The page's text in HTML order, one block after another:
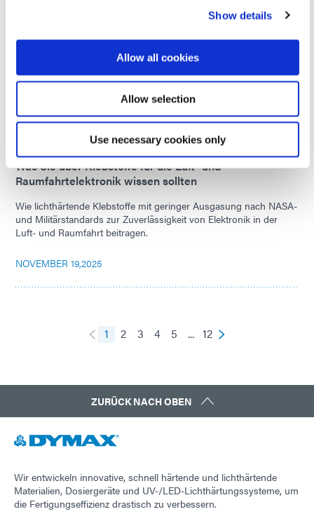
Show details
Allow all cookies
Allow selection
Use necessary cookies only
Fortschrittliche Klebstoffe und Beschichtungen für die
Adaptiert aus einer Folge von „Voices of the Industry“, präsentiert
von SMT007.
DECEMBER 03,2025
Was Sie über Klebstoffe für die Luft- und
Raumfahrtelektronik wissen sollten
Wie lichthärtende Klebstoffe mit geringer Ausgasung nach NASA-
und Militärstandards zur Zuverlässigkeit von Elektronik in der
Luft- und Raumfahrt beitragen.
NOVEMBER 19,2025
1 2 3 4 5 ... 12
ZURÜCK NACH OBEN
Wir entwickeln innovative, schnell härtende und lichthärtende
Materialien, Dosiergeräte und UV-/LED-Lichthärtungssysteme, um
die Fertigungseffizienz drastisch zu verbessern.